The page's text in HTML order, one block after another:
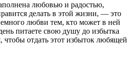
любовью и радостью,
делать в этой жизни, — это
любви тем, кто может в ней
питаете свою душу до избытка
чтобы отдать этот избыток любящей